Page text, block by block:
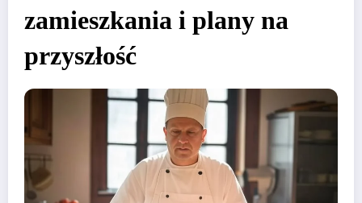
zamieszkania i plany na
przyszłość